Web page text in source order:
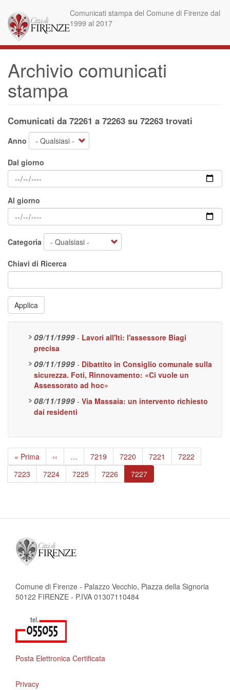
contenuto
principale
Comunicati stampa del Comune di Firenze dal
1999 al 2017
Archivio comunicati
stampa
Comunicati da 72261 a 72263 su 72263 trovati
Anno
Dal giorno
Al giorno
Categoria
Chiavi di Ricerca
Applica
09/11/1999 - Lavori all'Iti: l'assessore Biagi
precisa
09/11/1999 - Dibattito in Consiglio comunale sulla
sicurezza. Foti, Rinnovamento: «Ci vuole un
Assessorato ad hoc»
08/11/1999 - Via Massaia: un intervento richiesto
dai residenti
Paginazione
Prima
pagina
« Prima
Pagina
precedente
‹‹ … Page
7219 Page
7220 Page
7221 Page
7222
Page
7223 Page
7224 Page
7225 Page
7226
Pagina
attuale
7227
Comune di Firenze - Palazzo Vecchio, Piazza della Signoria
50122 FIRENZE - P.IVA 01307110484
Posta Elettronica Certificata
Privacy